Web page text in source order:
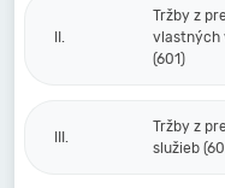
II.
Tržby z
vlastných
(601)
III.
Tržby z
služieb